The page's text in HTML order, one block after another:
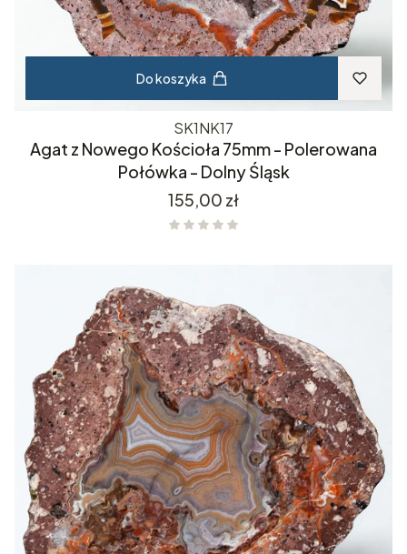
Do koszyka
SK1NK17
Agat z Nowego Kościoła 75mm - Polerowana
Połówka - Dolny Śląsk
Cena
155,00 zł